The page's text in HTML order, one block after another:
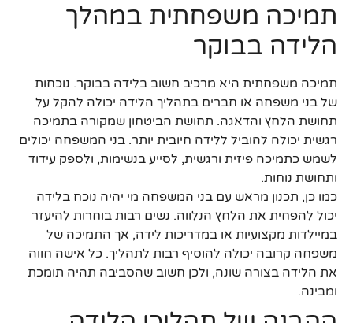
תמיכה משפחתית במהלך
הלידה בבוקר
תמיכה משפחתית היא מרכיב חשוב בלידה בבוקר. נוכחות
של בני משפחה או חברים בתהליך הלידה יכולה להקל על
תחושת הלחץ והדאגה. תחושת הביטחון שמקורה בתמיכה
רגשית יכולה להוביל ללידה חיובית יותר. בני המשפחה יכולים
לשמש כתמיכה פיזית ורגשית, לסייע בנשימות, ולספק עידוד
ותחושת נוחות.
כמו כן, תכנון מראש עם בני המשפחה מי יהיה נוכח בלידה
יכול להפחית את הלחץ הנלווה. נשים רבות בוחרות להיעזר
במיילדות מקצועיות או במדריכות לידה, אך התמיכה של
משפחה קרובה יכולה להוסיף רבות לתהליך. כל אישה חווה
את הלידה בצורה שונה, ולכן חשוב שהסביבה תהיה תומכת
ומבינה.